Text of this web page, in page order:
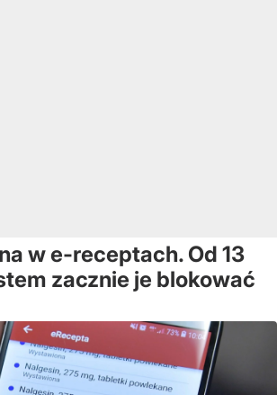
w e-receptach. Od 13
zacznie je blokować